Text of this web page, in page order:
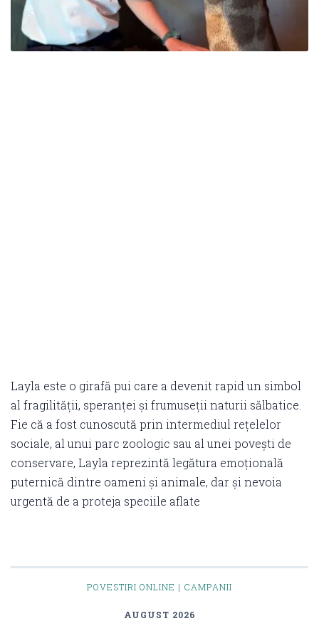
Layla este o girafă pui care a devenit rapid un simbol
al fragilității, speranței și frumuseții naturii sălbatice.
Fie că a fost cunoscută prin intermediul rețelelor
sociale, al unui parc zoologic sau al unei povești de
conservare, Layla reprezintă legătura emoțională
puternică dintre oameni și animale, dar și nevoia
urgentă de a proteja speciile aflate
POVESTIRI ONLINE | CAMPANII
AUGUST 2026